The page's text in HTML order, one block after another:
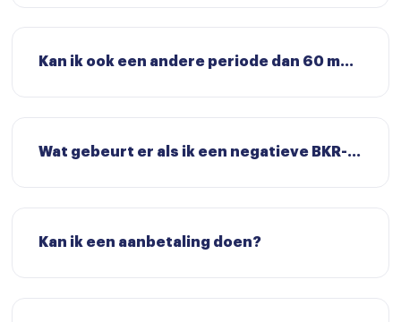
Kan ik ook een andere periode dan 60 maanden leasen?
Wat gebeurt er als ik een negatieve BKR-registratie heb?
Kan ik een aanbetaling doen?